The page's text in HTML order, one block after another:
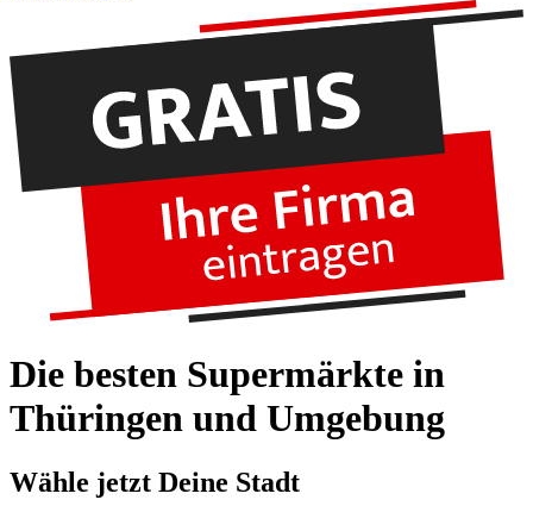
Die besten Supermärkte in
Thüringen und Umgebung
Wähle jetzt Deine Stadt